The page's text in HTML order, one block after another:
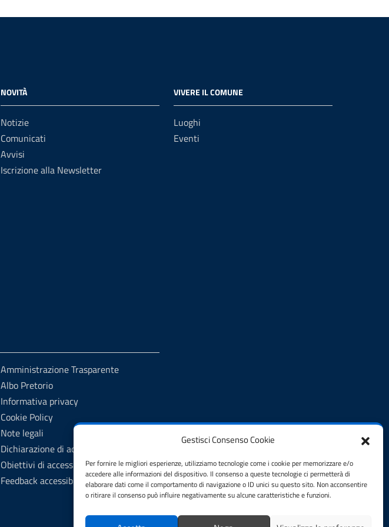
Gestisci Consenso Cookie
Per fornire le migliori esperienze, utilizziamo tecnologie come i cookie per memorizzare e/o
accedere alle informazioni del dispositivo. Il consenso a queste tecnologie ci permetterà di
elaborare dati come il comportamento di navigazione o ID unici su questo sito. Non acconsentire
o ritirare il consenso può influire negativamente su alcune caratteristiche e funzioni.
NOVITÀ
Notizie
Comunicati
Avvisi
Iscrizione alla Newsletter
VIVERE IL COMUNE
Luoghi
Eventi
Amministrazione Trasparente
Albo Pretorio
Informativa privacy
Cookie Policy
Note legali
Dichiarazione di accessibilità
Obiettivi di accessibilità
Feedback accessibilità